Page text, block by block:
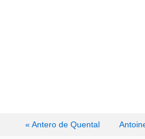
« Antero de Quental